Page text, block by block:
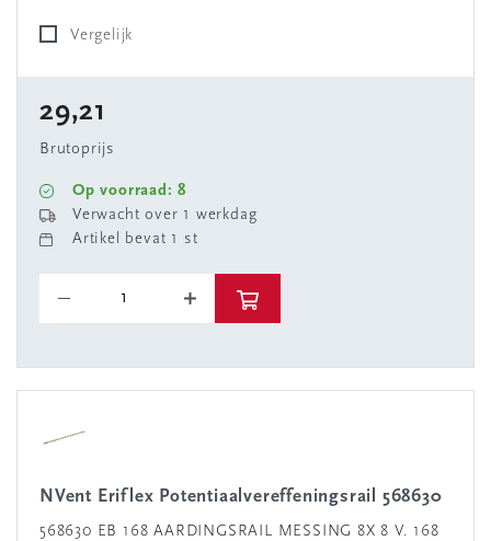
Vergelijk
29,21
Brutoprijs
Op voorraad: 8
Verwacht over 1 werkdag
Artikel bevat 1 st
nVent Eriflex Potentiaalvereffeningsrail 568630
568630 EB 168 AARDINGSRAIL MESSING 8X 8 V. 168